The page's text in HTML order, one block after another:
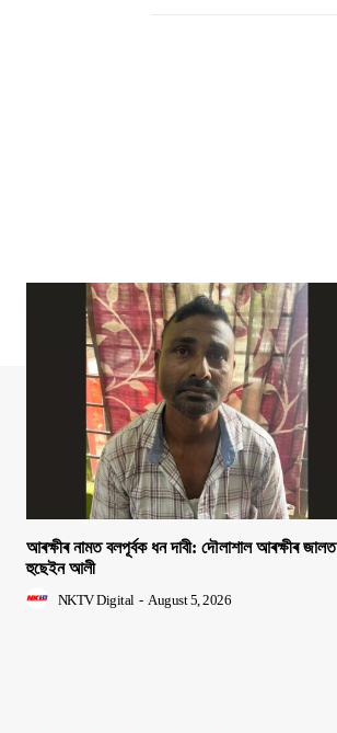
আৰক্ষীৰ নামত বলপূৰ্বক ধন দাবী: দৌলাশাল আৰক্ষীৰ জালত
হুছেইন আলী
NKTV Digital - August 5, 2026